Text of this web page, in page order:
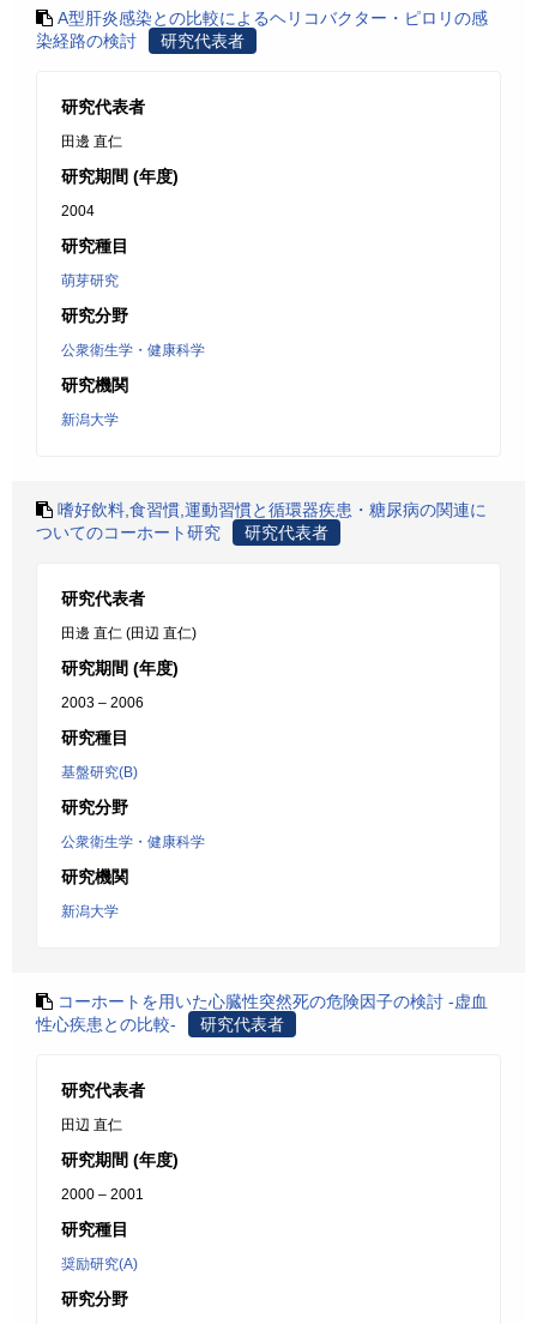
A型肝炎感染との比較によるヘリコバクター・ピロリの感
染経路の検討
研究代表者
研究代表者
田邊 直仁
研究期間 (年度)
2004
研究種目
萌芽研究
研究分野
公衆衛生学・健康科学
研究機関
新潟大学
嗜好飲料,食習慣,運動習慣と循環器疾患・糖尿病の関連に
ついてのコーホート研究
研究代表者
研究代表者
田邊 直仁 (田辺 直仁)
研究期間 (年度)
2003 – 2006
研究種目
基盤研究(B)
研究分野
公衆衛生学・健康科学
研究機関
新潟大学
コーホートを用いた心臓性突然死の危険因子の検討 -虚血
性心疾患との比較-
研究代表者
研究代表者
田辺 直仁
研究期間 (年度)
2000 – 2001
研究種目
奨励研究(A)
研究分野